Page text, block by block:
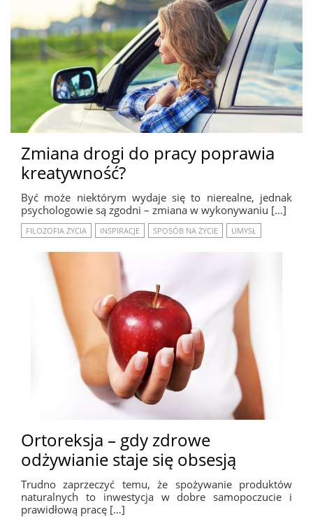
Zmiana drogi do pracy poprawia
kreatywność?
Być może niektórym wydaje się to nierealne, jednak
psychologowie są zgodni – zmiana w wykonywaniu […]
FILOZOFIA ŻYCIA INSPIRACJE SPOSÓB NA ŻYCIE UMYSŁ
Ortoreksja – gdy zdrowe
odżywianie staje się obsesją
Trudno zaprzeczyć temu, że spożywanie produktów
naturalnych to inwestycja w dobre samopoczucie i
prawidłową pracę […]